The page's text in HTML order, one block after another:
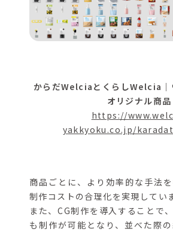
からだWelciaとくらしWelcia｜
オリジナル商品
https://
yakkyoku.co.jp/
商品ごとに、より効率的な手法を
制作コストの合理化を実現してい
また、CG制作を導入することで
も制作が可能となり、並べた際